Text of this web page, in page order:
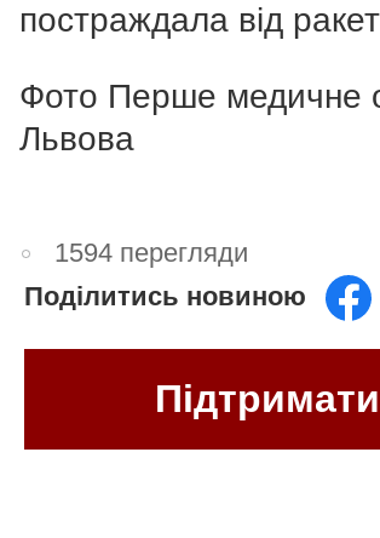
постраждала від
Фото Перше медичне
Львова
1594 перегляди
Поділитись новиною